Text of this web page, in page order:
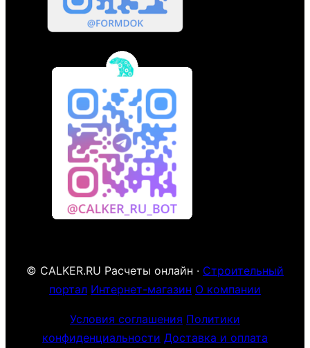
© CALKER.RU Расчеты онлайн · Строительный
портал Интернет-магазин О компании
Условия соглашения Политики
конфиденциальности Доставка и оплата